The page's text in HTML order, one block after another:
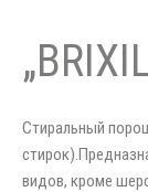
Стиральный
видов, кроме